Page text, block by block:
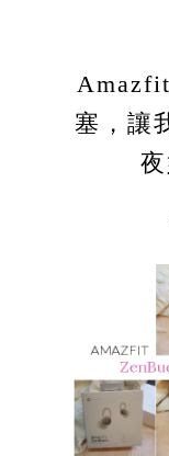
塞，讓